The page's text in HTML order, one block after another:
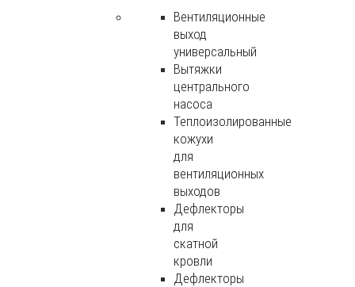
Вентиляционные
выход
универсальный
Вытяжки
центрального
насоса
Теплоизолированные
кожухи
для
вентиляционных
выходов
Дефлекторы
для
скатной
кровли
Дефлекторы